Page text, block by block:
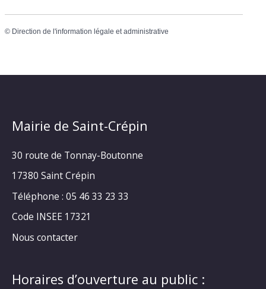
© Direction de l'information légale et administrative
Mairie de Saint-Crépin
30 route de Tonnay-Boutonne
17380 Saint Crépin
Téléphone : 05 46 33 23 33
Code INSEE 17321
Nous contacter
Horaires d’ouverture au public :